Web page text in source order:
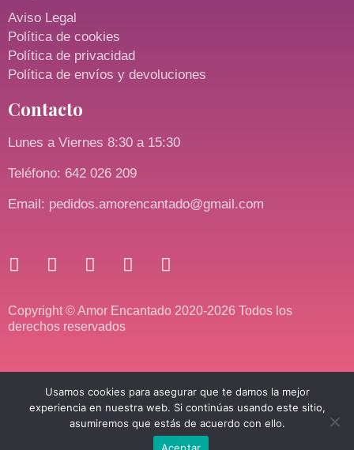
Aviso Legal
Política de cookies
Política de privacidad
Política de envíos y devoluciones
Contacto
Lunes a Viernes 8:30 a 15:30
Teléfono: 642 026 209
Email: pedidos.amorencantado@gmail.com
Copyright © Amor Encantado 2020-2026 Todos los
derechos reservados
Usamos cookies para asegurar que te damos la mejor
experiencia en nuestra web. Si continúas usando este sitio,
asumiremos que estás de acuerdo con ello.
Aceptar